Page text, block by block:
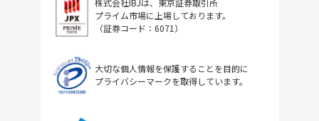
プライム市場に上場しております。
（証券コード：6071）
大切な個人情報を保護することを目的に
プライバシーマークを取得しています。